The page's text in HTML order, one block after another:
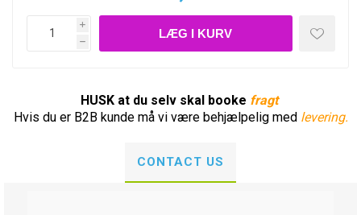
i
h
HUSK at du selv skal booke fragt
Hvis du er B2B kunde må vi være behjælpelig med levering.
CONTACT US